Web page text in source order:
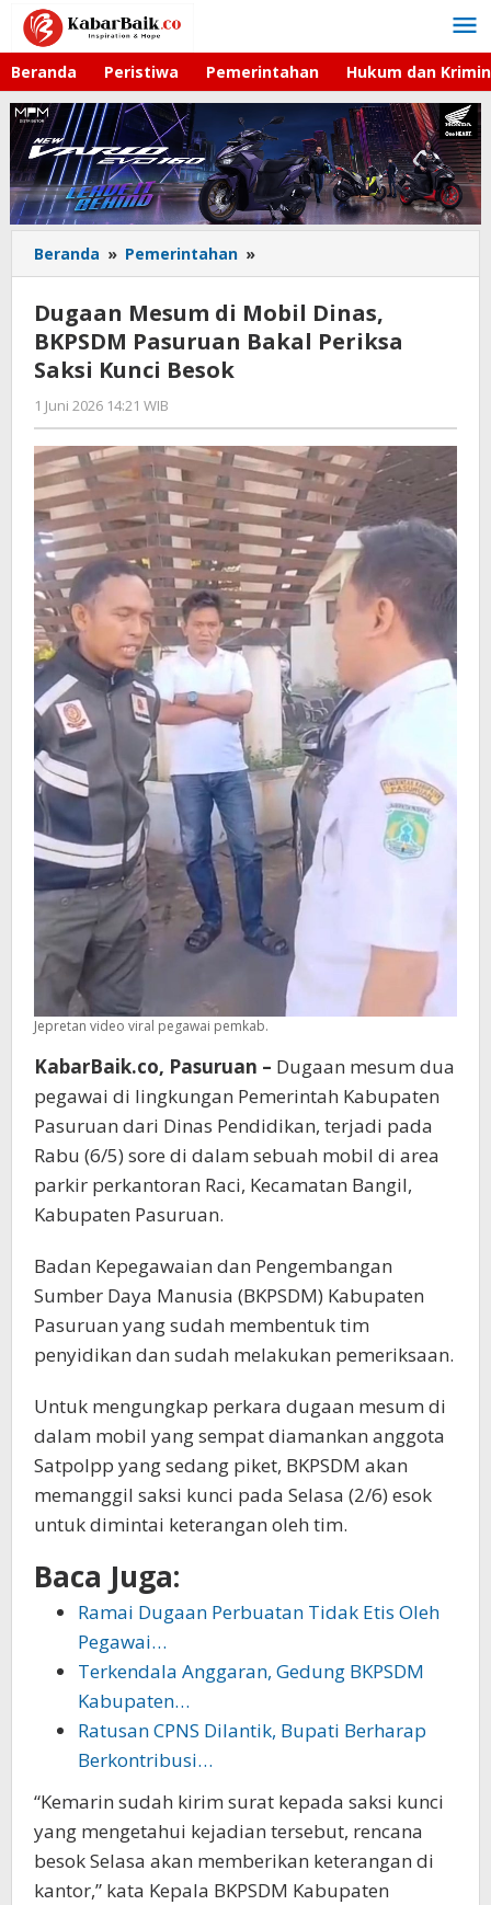
Lewati
konten
Beranda Peristiwa Pemerintahan Hukum dan
Beranda » Pemerintahan »
Mesum
Mobil
Dinas,
Saksi
Kunci
Besok
Dugaan Mesum di Mobil Dinas,
BKPSDM Pasuruan Bakal Periksa
Saksi Kunci Besok
1 Juni 2026 14:21 WIB
Gagah
Saputra
Jepretan video viral pegawai pemkab.
KabarBaik.co, Pasuruan – Dugaan mesum dua
pegawai di lingkungan Pemerintah Kabupaten
Pasuruan dari Dinas Pendidikan, terjadi pada
Rabu (6/5) sore di dalam sebuah mobil di area
parkir perkantoran Raci, Kecamatan Bangil,
Kabupaten Pasuruan.
Badan Kepegawaian dan Pengembangan
Sumber Daya Manusia (BKPSDM) Kabupaten
Pasuruan yang sudah membentuk tim
penyidikan dan sudah melakukan pemeriksaan.
Untuk mengungkap perkara dugaan mesum di
dalam mobil yang sempat diamankan anggota
Satpolpp yang sedang piket, BKPSDM akan
memanggil saksi kunci pada Selasa (2/6) esok
untuk dimintai keterangan oleh tim.
Baca Juga:
Ramai Dugaan Perbuatan Tidak Etis Oleh
Pegawai…
Terkendala Anggaran, Gedung BKPSDM
Kabupaten…
Ratusan CPNS Dilantik, Bupati Berharap
Berkontribusi…
“Kemarin sudah kirim surat kepada saksi kunci
yang mengetahui kejadian tersebut, rencana
besok Selasa akan memberikan keterangan di
kantor,” kata Kepala BKPSDM Kabupaten